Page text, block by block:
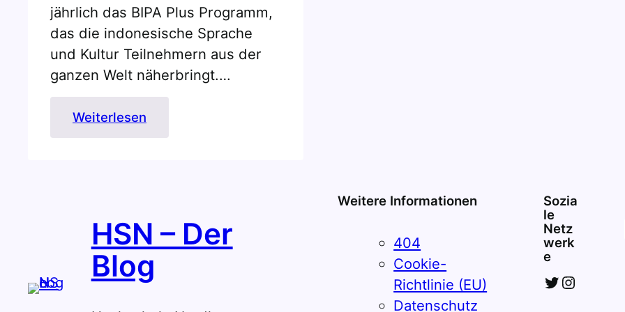
jährlich das BIPA Plus Programm,
das die indonesische Sprache
und Kultur Teilnehmern aus der
ganzen Welt näherbringt.…
Weiterlesen
Grüße
HSN – Der
Blog
Weitere Informationen
404
Cookie-
Richtlinie (EU)
Datenschutz
Sozia
le
Netz
werk
e
Twitter Instagram